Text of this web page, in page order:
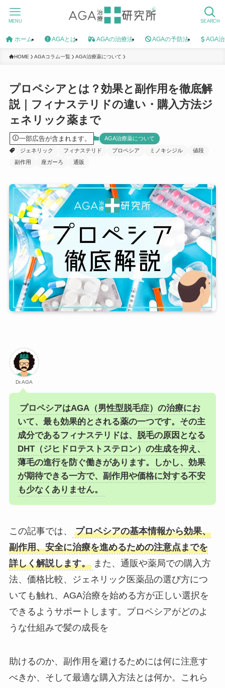
SEARCH
MENU
ホーム AGAとは AGAの治療法 AGAの予防法 AGA
HOME AGAコラム一覧 AGA治療薬について
プロペシアとは？効果と副作用を徹底解
説｜フィナステリドの違い・購入方法ジ
ェネリック薬まで
一部広告が含まれます。
AGA治療薬について
ジェネリック
フィナステリド プロペシア ミノキシジル
値段
副作用
座ガーろ 通販
Dr.AGA
プロペシアはAGA（男性型脱毛症）の治療にお
いて、最も効果的とされる薬の一つです。その主
成分であるフィナステリドは、脱毛の原因となる
DHT（ジヒドロテストステロン）の生成を抑え、
薄毛の進行を防ぐ働きがあります。しかし、効果
が期待できる一方で、副作用や価格に対する不安
も少なくありません。
この記事では、
プロペシアの基本情報から効果、
副作用、安全に治療を進めるための注意点までを
詳しく解説します。 また、通販や薬局での購入方
法、価格比較、ジェネリック医薬品の選び方につ
いても触れ、AGA治療を始める方が正しい選択を
できるようサポートします。プロペシアがどのよ
うな仕組みで髪の成長を
助けるのか、副作用を避けるためには何に注意す
べきか、そして最適な購入方法とは何か。これら